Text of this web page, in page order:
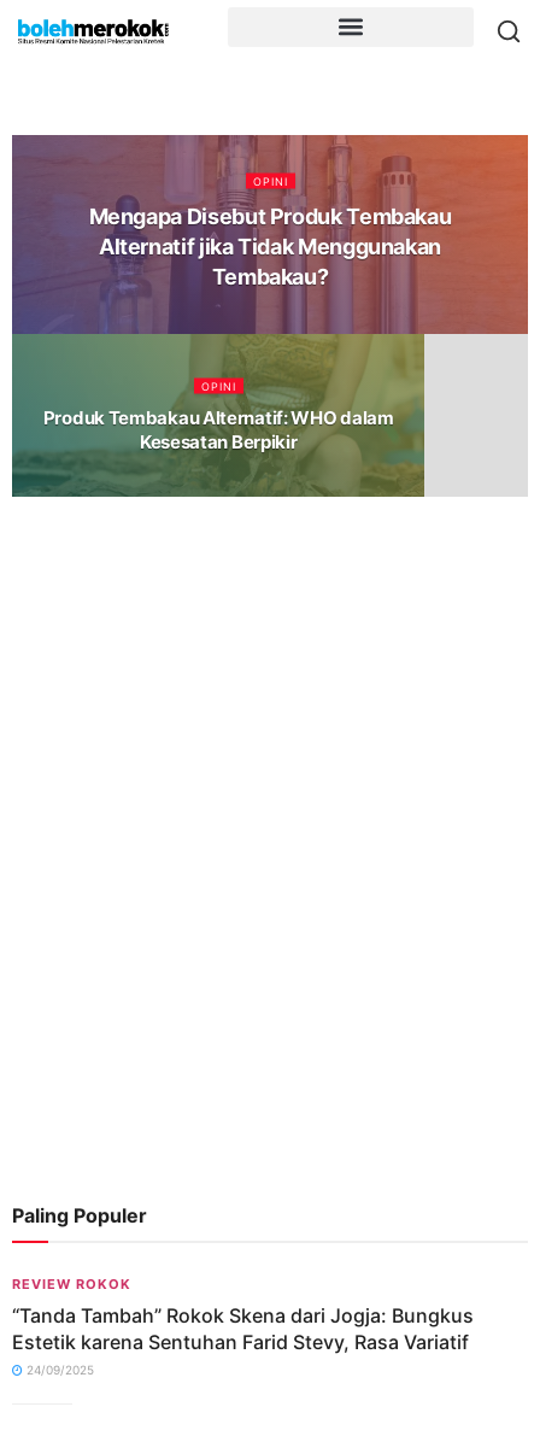
OPINI
Mengapa Disebut Produk Tembakau
Alternatif jika Tidak Menggunakan
Tembakau?
OPINI
Produk Tembakau Alternatif: WHO dalam
Kesesatan Berpikir
Paling Populer
REVIEW ROKOK
“Tanda Tambah” Rokok Skena dari Jogja: Bungkus
Estetik karena Sentuhan Farid Stevy, Rasa Variatif
24/09/2025